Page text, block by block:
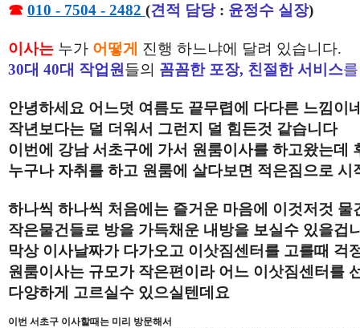
☎ 010 - 7504 - 2482 (견적 담당 : 윤정수 실장)
이사는 누가 어떻게 진행 하느냐에 달려 있습니다.
30대 40대 작업원 들의 꼼꼼한 포장, 친절한 서비스를
안녕하세요 어느덧 여름도 끝무렵에 다다른 느낌이
작년보다는 덜 더워서 그런지 덜 힘든것 같습니다
이번에 강남 서초구에 가서 원룸이사를 하고왔는데
누구나 자취를 하고 원룸에 살다보면 적은짐으로
하나씩 하나씩 처음에는 즐거운 마음에 이것저것 물
작은물건들로 방을 가득채운 내방을 보실수 있을겁
막상 이사날짜가 다가오고 이삿짐센터를 고를때 걱
원룸이사는 규모가 작은편이라 어느 이삿짐센터를
다양하게 고르실수 있으실텐데요
이번 서초구 이사할때는 미리 방문해서